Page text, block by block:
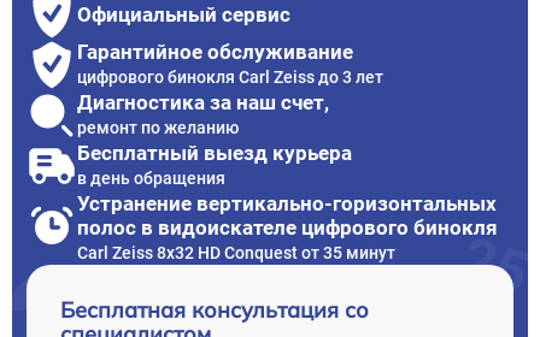
Официальный сервис
Гарантийное обслуживание
цифрового бинокля Carl Zeiss до 3 лет
Диагностика за наш счет,
ремонт по желанию
Бесплатный выезд курьера
в день обращения
Устранение вертикально-горизонтальных
полос в видоискателе цифрового бинокля
Carl Zeiss 8x32 HD Conquest от 35 минут
Бесплатная консультация со